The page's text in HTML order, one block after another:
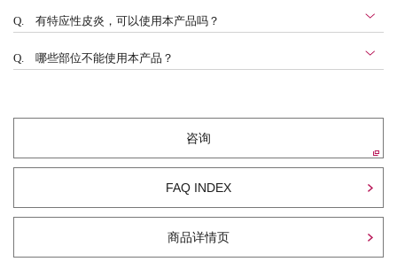
Q. 有特应性皮炎，可以使用本产品吗？
Q. 哪些部位不能使用本产品？
咨询
FAQ INDEX
商品详情页